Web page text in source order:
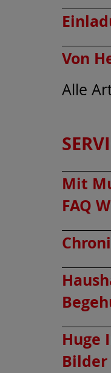
Von
Alle
Mit
FAQ
Huge
Bilder